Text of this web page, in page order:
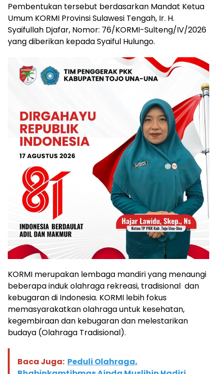
Pembentukan tersebut berdasarkan Mandat Ketua
Umum KORMI Provinsi Sulawesi Tengah, Ir. H.
Syaifullah Djafar, Nomor: 76/KORMI-Sulteng/IV/2026
yang diberikan kepada Syaiful Hulungo.
KORMI merupakan lembaga mandiri yang menaungi
beberapa induk olahraga rekreasi, tradisional dan
kebugaran di Indonesia. KORMI lebih fokus
memasyarakatkan olahraga untuk kesehatan,
kegembiraan dan kebugaran dan melestarikan
budaya (Olahraga Tradisional).
Baca Juga: Peduli Olahraga,